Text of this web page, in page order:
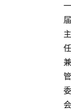
一
届
主
任
兼
管
委
会